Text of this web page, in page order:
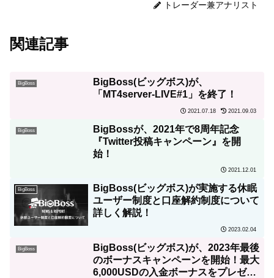
トレーダー兼アナリスト
関連記事
BigBoss
BigBoss(ビッグボス)が、
「MT4server-LIVE#1」を終了！
2021.07.18 2021.09.03
BigBoss
BigBossが、2021年で8周年記念
『Twitter投稿キャンペーン』を開
始！
2021.12.01
BigBoss
BigBoss(ビッグボス)が実施する休眠
ユーザー制度と口座解約制度について
詳しく解説！
2023.02.04
BigBoss
BigBoss(ビッグボス)が、2023年最後
のボーナスキャンペーンを開始！最大
6,000USDの入金ボーナスをプレゼン